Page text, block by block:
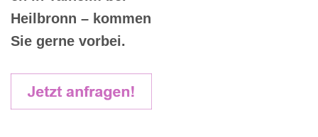
Heilbronn – kommen
Sie gerne vorbei.